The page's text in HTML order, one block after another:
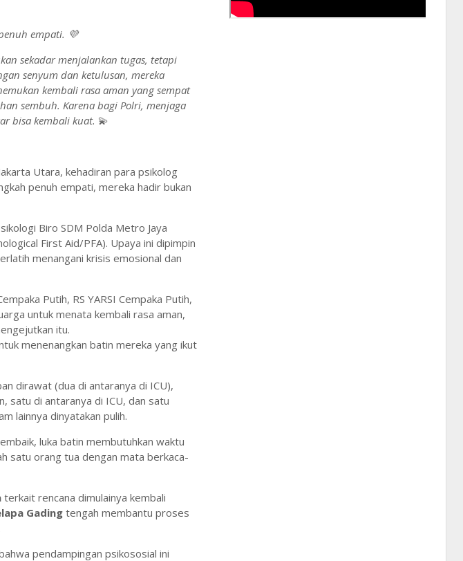
empati. 💜
sekadar menjalankan tugas, tetapi
senyum dan ketulusan, mereka
kembali rasa aman yang sempat
sembuh. Karena bagi Polri, menjaga
bisa kembali kuat. 💫
Utara, kehadiran para psikolog
penuh empati, mereka hadir bukan
Biro SDM Polda Metro Jaya
First Aid/PFA). Upaya ini dipimpin
menangani krisis emosional dan
Putih, RS YARSI Cempaka Putih,
untuk menata kembali rasa aman,
itu.
menenangkan batin mereka yang ikut
dirawat (dua di antaranya di ICU),
satu di antaranya di ICU, dan satu
lainnya dinyatakan pulih.
luka batin membutuhkan waktu
satu orang tua dengan mata berkaca-
terkait rencana dimulainya kembali
Gading tengah membantu proses
pendampingan psikososial ini